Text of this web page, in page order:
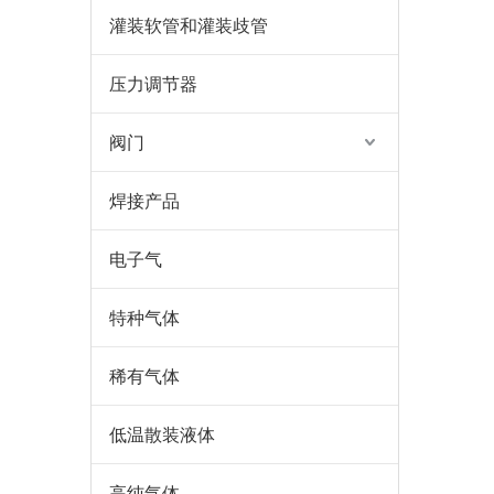
灌装软管和灌装歧管
压力调节器
阀门
焊接产品
电子气
特种气体
稀有气体
低温散装液体